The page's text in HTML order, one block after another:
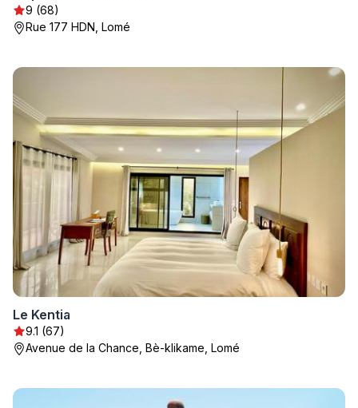
9 (68)
Rue 177 HDN, Lomé
Le Kentia
9.1 (67)
Avenue de la Chance, Bè-klikame, Lomé